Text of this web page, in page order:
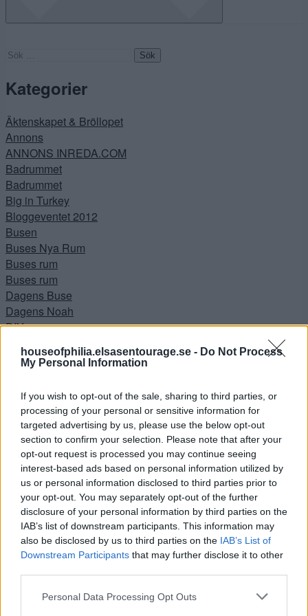
houseofphilia.elsasentourage.se - Do Not Process
My Personal Information
If you wish to opt-out of the sale, sharing to third parties, or
processing of your personal or sensitive information for
targeted advertising by us, please use the below opt-out
section to confirm your selection. Please note that after your
opt-out request is processed you may continue seeing
interest-based ads based on personal information utilized by
us or personal information disclosed to third parties prior to
your opt-out. You may separately opt-out of the further
disclosure of your personal information by third parties on the
IAB’s list of downstream participants. This information may
also be disclosed by us to third parties on the IAB’s List of
Downstream Participants that may further disclose it to other
Personal Data Processing Opt Outs
Sök
Kategorier
Äktenskapet & Bröllopet
Annons
ANNONS INREDA.COM
Badrummet
Badrummet
Big in Turkey
Bloggeventet 2012
Busen
Buses Nya Rum
Buses rum
Buses rum
Dagens Buse
Dagens Noah
DIY
Ewa i Walla
Flickorna
Förlossningen
Fotograferingar & Uppdrag
FRÅGOR & SVAR
Hallen
INNEHÅLLER REKLAMLÄNK – PRODUKT KÖPT MED
RABATT
INNEHÅLLER REKLAMLÄNKAR
JUL
Jul i Lanthandeln
JULGOTT
Julkalendern
Julpeppen 2016